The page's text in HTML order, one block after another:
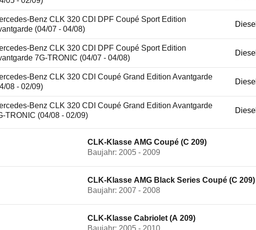
Benz CLK 320 CDI DPF Coupé Sport Edition
(04/07 - 04/08)
Diesel
Benz CLK 320 CDI DPF Coupé Sport Edition
7G-TRONIC (04/07 - 04/08)
Diesel
Benz CLK 320 CDI Coupé Grand Edition Avantgarde
08 - 02/09)
Diesel
Benz CLK 320 CDI Coupé Grand Edition Avantgarde
TRONIC (04/08 - 02/09)
Diesel
CLK-Klasse AMG Coupé (C 209)
Baujahr: 2005 - 2009
CLK-Klasse AMG Black Series Coupé (C 209)
Baujahr: 2007 - 2008
CLK-Klasse Cabriolet (A 209)
Baujahr: 2005 - 2010